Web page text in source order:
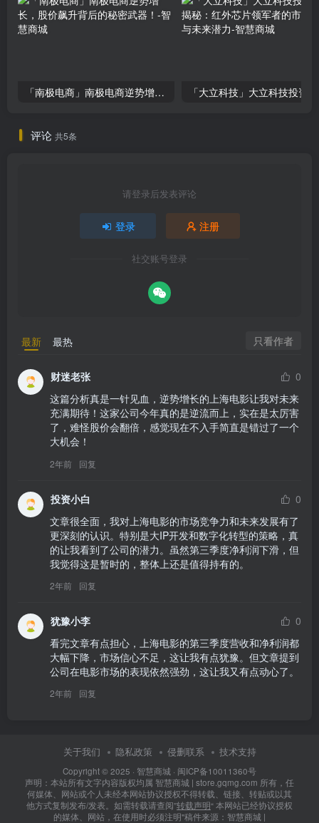
「南极电商」南极电商逆势增长，股价飙升背后的秘密武器！
评论 共5条
请登录后发表评论
登录 注册
社交账号登录
最新 最热 只看作者
财迷老张
0
这篇分析真是一针见血，逆势增长的上海电影让我对未来
充满期待！这家公司今年真的是逆流而上，实在是太厉害
了，难怪股价会翻倍，感觉现在不入手简直是错过了一个
大机会！
2年前 回复
投资小白
0
文章很全面，我对上海电影的市场竞争力和未来发展有了
更深刻的认识。特别是大IP开发和数字化转型的策略，真
的让我看到了公司的潜力。虽然第三季度净利润下滑，但
我觉得这是暂时的，整体上还是值得持有的。
2年前 回复
犹豫小李
0
看完文章有点担心，上海电影的第三季度营收和净利润都
大幅下降，市场信心不足，这让我有点犹豫。但文章提到
公司在电影市场的表现依然强劲，这让我又有点动心了。
2年前 回复
关于我们 隐私政策 侵删联系 技术支持
Copyright © 2025 · 智慧商城 · 闽ICP备10011360号
声明：本站所有文字内容版权均属 智慧商城 | store.gqmg.com 所有，任
何媒体、网站或个人未经本网站协议授权不得转载、链接、转贴或以其
他方式复制发布/发表。如需转载请查阅”转载声明“ 本网站已经协议授权
的媒体、网站，在使用时必须注明"稿件来源：智慧商城 |